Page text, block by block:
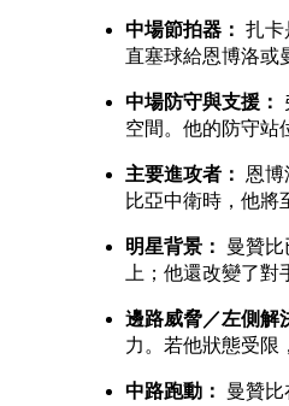
中場節拍器： 扎卡
直塞球給恩博洛或
中場防守與支援：
空間。他的防守站
主要進攻者： 恩
比亞中衛時，他將
明星背景： 曼贊
上；他還改變了對
邊路威脅／左側解
力。若他狀態受限
中路跑動： 曼贊